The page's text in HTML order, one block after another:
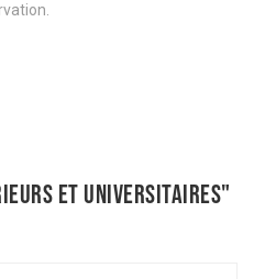
ET UNIVERSITAIRES"